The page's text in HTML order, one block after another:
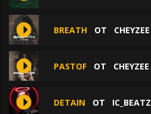
BREATH ОТ CHEYZEE
PASTOF ОТ CHEYZEE
DETAIN ОТ IC_BEATZ